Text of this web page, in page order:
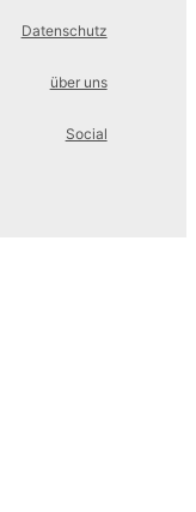
Datenschutz
über uns
Social